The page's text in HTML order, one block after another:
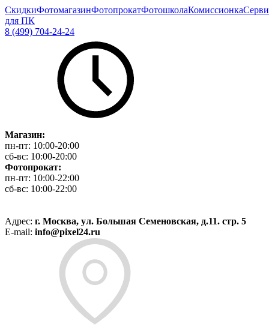
СкидкиФотомагазинФотопрокатФотошколаКомиссионка
для ПК
8 (499) 704-24-24
Магазин:
пн-пт: 10:00-20:00
сб-вс: 10:00-20:00
Фотопрокат:
пн-пт: 10:00-22:00
сб-вс: 10:00-22:00
Адрес: г. Москва, ул. Большая Семеновская, д.11. стр. 5
E-mail: info@pixel24.ru